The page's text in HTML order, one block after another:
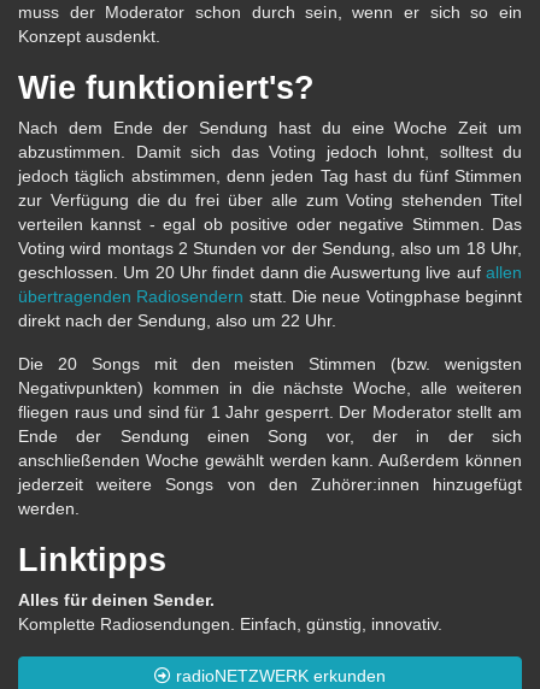
muss der Moderator schon durch sein, wenn er sich so ein
Konzept ausdenkt.
Wie funktioniert's?
Nach dem Ende der Sendung hast du eine Woche Zeit um
abzustimmen. Damit sich das Voting jedoch lohnt, solltest du
jedoch täglich abstimmen, denn jeden Tag hast du fünf Stimmen
zur Verfügung die du frei über alle zum Voting stehenden Titel
verteilen kannst - egal ob positive oder negative Stimmen. Das
Voting wird montags 2 Stunden vor der Sendung, also um 18 Uhr,
geschlossen. Um 20 Uhr findet dann die Auswertung live auf allen
übertragenden Radiosendern statt. Die neue Votingphase beginnt
direkt nach der Sendung, also um 22 Uhr.
Die 20 Songs mit den meisten Stimmen (bzw. wenigsten
Negativpunkten) kommen in die nächste Woche, alle weiteren
fliegen raus und sind für 1 Jahr gesperrt. Der Moderator stellt am
Ende der Sendung einen Song vor, der in der sich
anschließenden Woche gewählt werden kann. Außerdem können
jederzeit weitere Songs von den Zuhörer:innen hinzugefügt
werden.
Linktipps
Alles für deinen Sender.
Komplette Radiosendungen. Einfach, günstig, innovativ.
radioNETZWERK erkunden